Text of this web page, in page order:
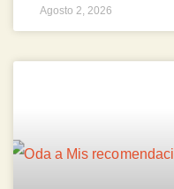
Agosto 2, 2026